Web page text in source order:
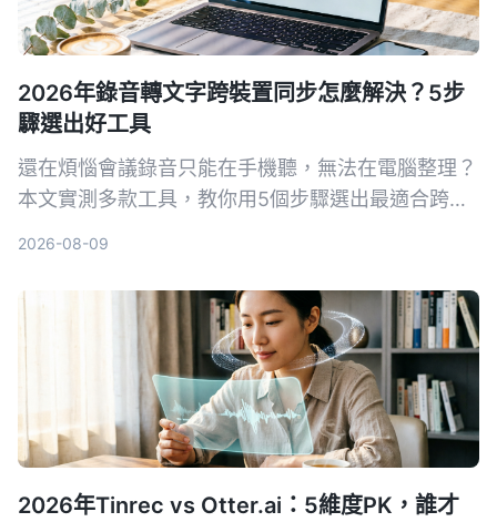
2026年錄音轉文字跨裝置同步怎麼解決？5步
驟選出好工具
還在煩惱會議錄音只能在手機聽，無法在電腦整理？
本文實測多款工具，教你用5個步驟選出最適合跨裝
2026-08-09
2026年Tinrec vs Otter.ai：5維度PK，誰才